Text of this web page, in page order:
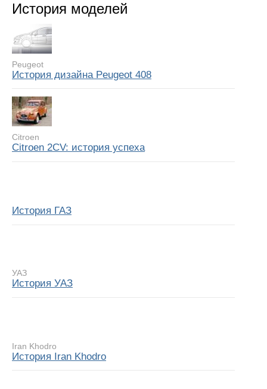
История моделей
Peugeot
История дизайна Peugeot 408
Citroen
Citroen 2CV: история успеха
История ГАЗ
УАЗ
История УАЗ
Iran Khodro
История Iran Khodro